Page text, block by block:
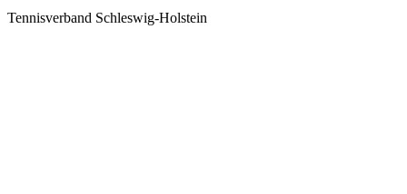
Tennisverband Schleswig-Holstein